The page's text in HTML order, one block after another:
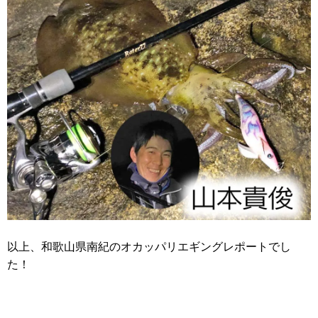
以上、和歌山県南紀のオカッパリエギングレポートでし
た！